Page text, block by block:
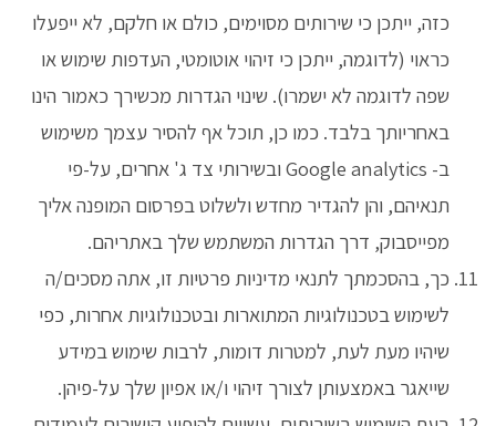
כזה, ייתכן כי שירותים מסוימים, כולם או חלקם, לא ייפעלו
כראוי (לדוגמה, ייתכן כי זיהוי אוטומטי, העדפות שימוש או
שפה לדוגמה לא ישמרו). שינוי הגדרות מכשירך כאמור הינו
באחריותך בלבד. כמו כן, תוכל אף להסיר עצמך משימוש
ב- Google analytics ובשירותי צד ג' אחרים, על-פי
תנאיהם, והן להגדיר מחדש ולשלוט בפרסום המופנה אליך
מפייסבוק, דרך הגדרות המשתמש שלך באתריהם.
כך, בהסכמתך לתנאי מדיניות פרטיות זו, אתה מסכים/ה
לשימוש בטכנולוגיות המתוארות ובטכנולוגיות אחרות, כפי
שיהיו מעת לעת, למטרות דומות, לרבות שימוש במידע
שייאגר באמצעותן לצורך זיהוי ו/או אפיון שלך על-פיהן.